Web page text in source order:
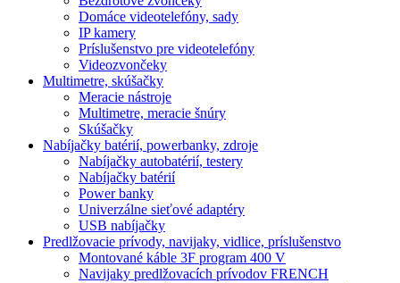
Domáce videotelefóny, sady
IP kamery
Príslušenstvo pre videotelefóny
Videozvončeky
Multimetre, skúšačky
Meracie nástroje
Multimetre, meracie šnúry
Skúšačky
Nabíjačky batérií, powerbanky, zdroje
Nabíjačky autobatérií, testery
Nabíjačky batérií
Power banky
Univerzálne sieťové adaptéry
USB nabíjačky
Predlžovacie prívody, navijaky, vidlice, príslušenstvo
Montované káble 3F program 400 V
Navijaky predlžovacích prívodov FRENCH